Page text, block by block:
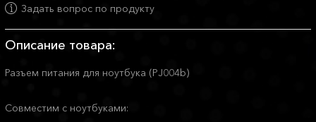
Задать вопрос по продукту
Описание товара:
Разъем питания для ноутбука (PJ004b)
Совместим с ноутбуками: